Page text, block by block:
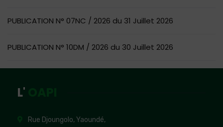
PUBLICATION N° 07NC / 2026 du 31 Juillet 2026
PUBLICATION N° 10DM / 2026 du 30 Juillet 2026
L'
Rue Djoungolo, Yaoundé,